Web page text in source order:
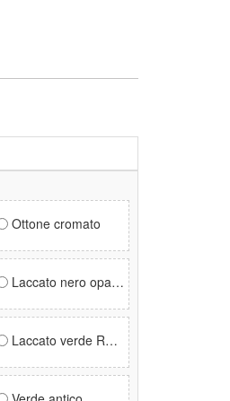
Ottone cromato
Laccato nero opaco RAL 9005
Laccato verde RAL 6005